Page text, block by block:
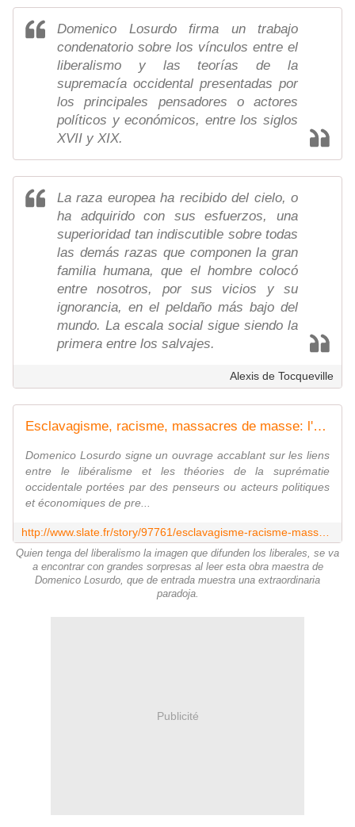
Domenico Losurdo firma un trabajo
condenatorio sobre los vínculos entre el
liberalismo y las teorías de la
supremacía occidental presentadas por
los principales pensadores o actores
políticos y económicos, entre los siglos
XVII y XIX.
La raza europea ha recibido del cielo, o
ha adquirido con sus esfuerzos, una
superioridad tan indiscutible sobre todas
las demás razas que componen la gran
familia humana, que el hombre colocó
entre nosotros, por sus vicios y su
ignorancia, en el peldaño más bajo del
mundo. La escala social sigue siendo la
primera entre los salvajes.
Alexis de Tocqueville
Esclavagisme, racisme, massacres de masse: l'autre visage du libéralisme
Domenico Losurdo signe un ouvrage accablant sur les liens
entre le libéralisme et les théories de la suprématie
occidentale portées par des penseurs ou acteurs politiques
et économiques de pre...
Quien tenga del liberalismo la imagen que difunden los liberales, se va
a encontrar con grandes sorpresas al leer esta obra maestra de
Domenico Losurdo, que de entrada muestra una extraordinaria
paradoja.
Publicité